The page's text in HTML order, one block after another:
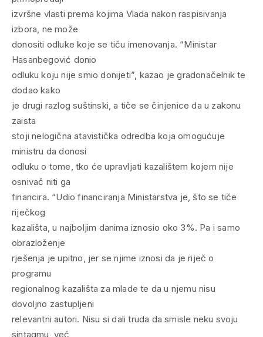
izvršne vlasti prema kojima Vlada nakon raspisivanja
izbora, ne može
donositi odluke koje se tiču imenovanja. “Ministar
Hasanbegović donio
odluku koju nije smio donijeti”, kazao je gradonačelnik te
dodao kako
je drugi razlog suštinski, a tiče se činjenice da u zakonu
zaista
stoji nelogična atavistička odredba koja omogućuje
ministru da donosi
odluku o tome, tko će upravljati kazalištem kojem nije
osnivač niti ga
financira. “Udio financiranja Ministarstva je, što se tiče
riječkog
kazališta, u najboljim danima iznosio oko 3%. Pa i samo
obrazloženje
rješenja je upitno, jer se njime iznosi da je riječ o
programu
regionalnog kazališta za mlade te da u njemu nisu
dovoljno zastupljeni
relevantni autori. Nisu si dali truda da smisle neku svoju
sintagmu, već